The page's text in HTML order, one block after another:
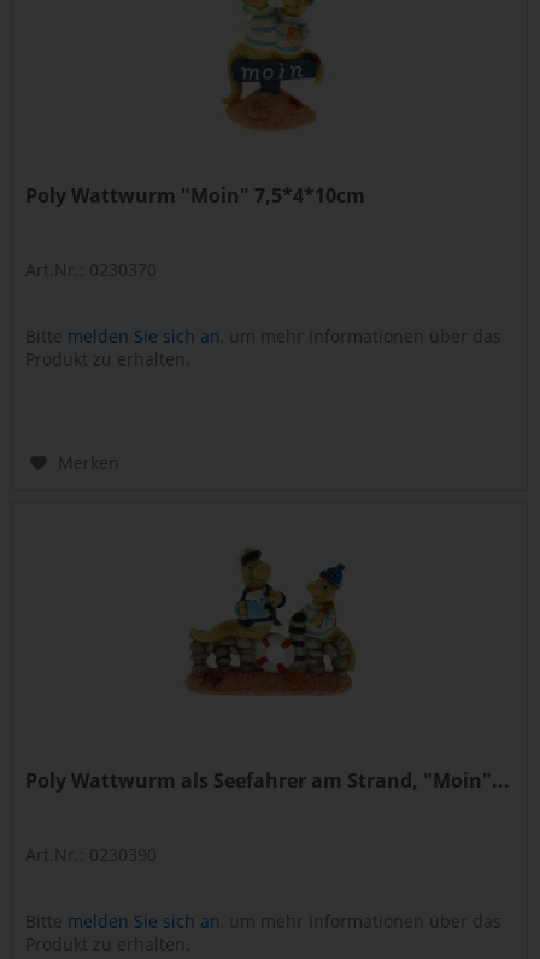
Poly Wattwurm "Moin" 7,5*4*10cm
Art.Nr.: 0230370
Bitte melden Sie sich an, um mehr Informationen über das
Produkt zu erhalten.
Merken
Poly Wattwurm als Seefahrer am Strand, "Moin"...
Art.Nr.: 0230390
Bitte melden Sie sich an, um mehr Informationen über das
Produkt zu erhalten.